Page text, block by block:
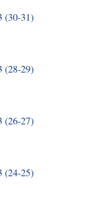
31)
29)
27)
25)